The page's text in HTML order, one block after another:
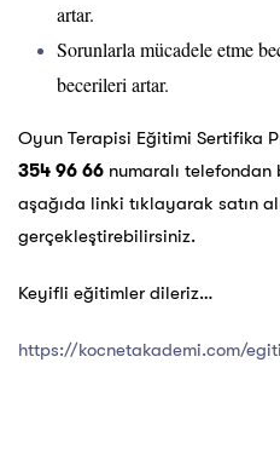
artar.
Sorunlarla mücadele etme
becerileri artar.
Oyun Terapisi Eğitimi Sertifika
354 96 66 numaralı
aşağıda linki tıklayarak satın
gerçekleştirebilirsiniz.
Keyifli eğitimler dileriz…
https://kocnetakademi.com/